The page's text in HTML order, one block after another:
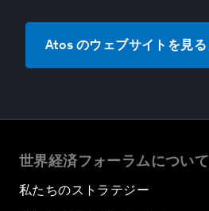
Atos のウェブサイトを見る
世界経済フォーラムについて
私たちのストラテジー